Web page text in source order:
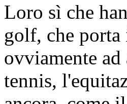
Loro sì che
golf, che
ovviamente
tennis,